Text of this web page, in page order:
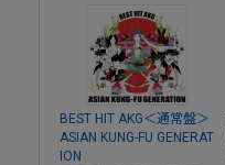
BEST HIT AKG＜通常盤＞
ASIAN KUNG-FU GENERAT
ION